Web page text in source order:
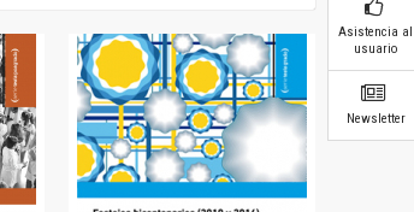
descendente
Asistencia al
usuario
Newsletter